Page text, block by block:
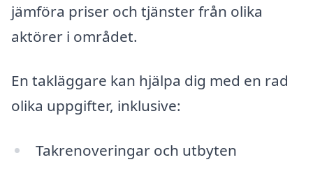
jämföra priser och tjänster från olika
aktörer i området.
En takläggare kan hjälpa dig med en rad
olika uppgifter, inklusive:
Takrenoveringar och utbyten